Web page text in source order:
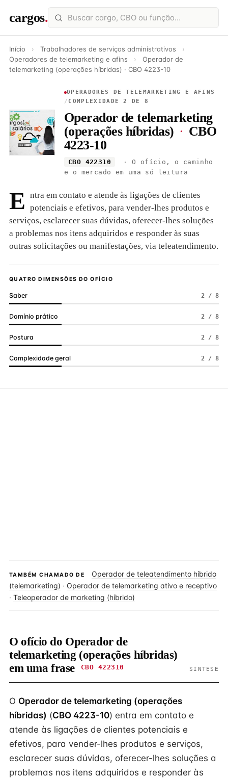
cargos.
Início › Trabalhadores de serviços administrativos
›
Operadores de telemarketing e afins
›
Operador de
telemarketing (operações híbridas) · CBO 4223-10
OPERADORES DE TELEMARKETING E AFINS
/ COMPLEXIDADE 2 DE 8
Operador de telemarketing
(operações híbridas) · CBO
4223-10
CBO 422310
· O ofício, o caminho
e o mercado em uma só leitura
E ntra em contato e atende às ligações de clientes
potenciais e efetivos, para vender-lhes produtos e
serviços, esclarecer suas dúvidas, oferecer-lhes soluções
a problemas nos itens adquiridos e responder às suas
outras solicitações ou manifestações, via teleatendimento.
QUATRO DIMENSÕES DO OFÍCIO
Saber 2 / 8
Domínio prático 2 / 8
Postura 2 / 8
Complexidade geral 2 / 8
TAMBÉM CHAMADO DE
Operador de teleatendimento híbrido
(telemarketing) · Operador de telemarketing ativo e receptivo
· Teleoperador de marketing (híbrido)
O ofício do Operador de
telemarketing (operações híbridas)
em uma frase
CBO 422310 SÍNTESE
O Operador de telemarketing (operações
híbridas) (CBO 4223-10) entra em contato e
atende às ligações de clientes potenciais e
efetivos, para vender-lhes produtos e serviços,
esclarecer suas dúvidas, oferecer-lhes soluções a
problemas nos itens adquiridos e responder às